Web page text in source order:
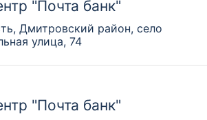
"Почта банк"
Дмитровский район, село
улица, 74
"Почта банк"